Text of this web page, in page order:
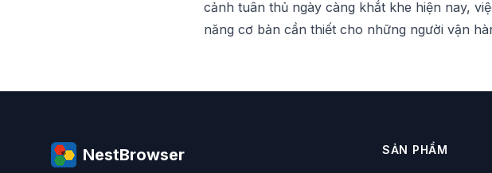
cảnh tuân thủ ngày càng khắt khe hiện nay,
năng cơ bản cần thiết cho những người vận
NestBrowser SẢN PHẨM